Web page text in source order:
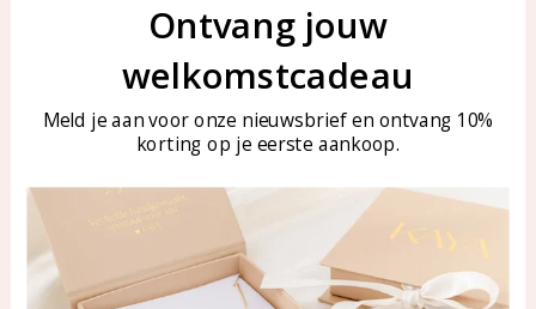
Veelgestelde vragen
Sieraden onderhouden
KAYA Sieraden
Bellen of WhatsApp Ma-Vr
Tel: 0850003187
WhatsApp: 0850003187
klantenservice@kayasierade
Ontvang jouw
welkomstcadeau
Meld je aan voor onze nieuwsbrief en ontvang 10%
korting op je eerste aankoop.